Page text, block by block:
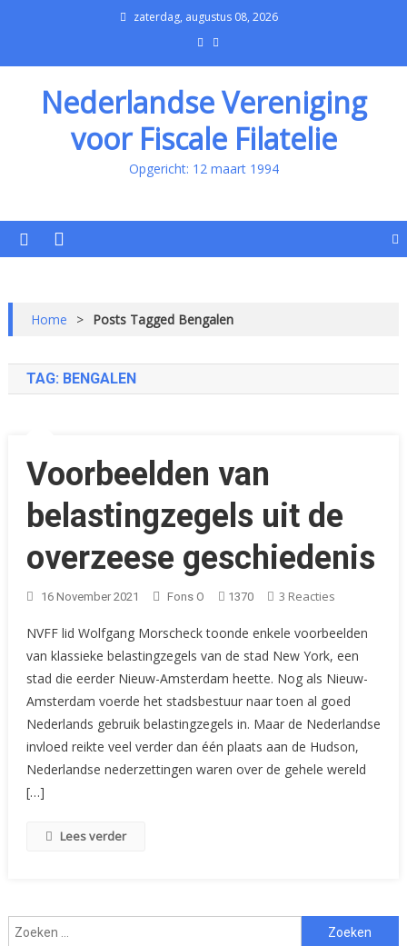
zaterdag, augustus 08, 2026
Nederlandse Vereniging
voor Fiscale Filatelie
Opgericht: 12 maart 1994
Home > Posts Tagged Bengalen
TAG: BENGALEN
Voorbeelden van
belastingzegels uit de
overzeese geschiedenis
16 November 2021 Fons O 1370 3 ReactiesOp
Van
Uit
De
Overzeese
NVFF lid Wolfgang Morscheck toonde enkele voorbeelden
van klassieke belastingzegels van de stad New York, een
stad die eerder Nieuw-Amsterdam heette. Nog als Nieuw-
Amsterdam voerde het stadsbestuur naar toen al goed
Nederlands gebruik belastingzegels in. Maar de Nederlandse
invloed reikte veel verder dan één plaats aan de Hudson,
Nederlandse nederzettingen waren over de gehele wereld
[…]
Lees verder
Zoeken